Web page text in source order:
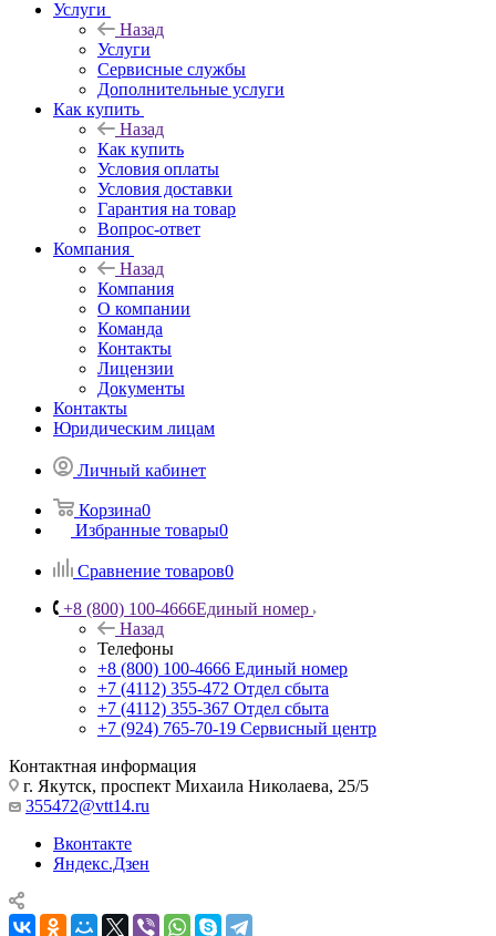
Услуги
Назад
Услуги
Сервисные службы
Дополнительные услуги
Как купить
Назад
Как купить
Условия оплаты
Условия доставки
Гарантия на товар
Вопрос-ответ
Компания
Назад
Компания
О компании
Команда
Контакты
Лицензии
Документы
Контакты
Юридическим лицам
Личный кабинет
Корзина0
Избранные товары0
Сравнение товаров0
+8 (800) 100-4666Единый номер
Назад
Телефоны
+8 (800) 100-4666 Единый номер
+7 (4112) 355-472 Отдел сбыта
+7 (4112) 355-367 Отдел сбыта
+7 (924) 765-70-19 Сервисный центр
Контактная информация
г. Якутск, проспект Михаила Николаева, 25/5
355472@vtt14.ru
Вконтакте
Яндекс.Дзен